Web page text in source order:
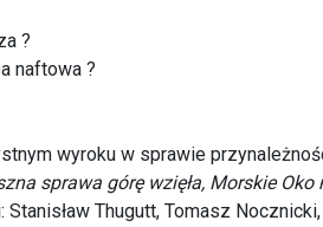
?
naftowa ?
wyroku w sprawie
sprawa górę wzięła, Morskie Oko
Thugutt, Tomasz